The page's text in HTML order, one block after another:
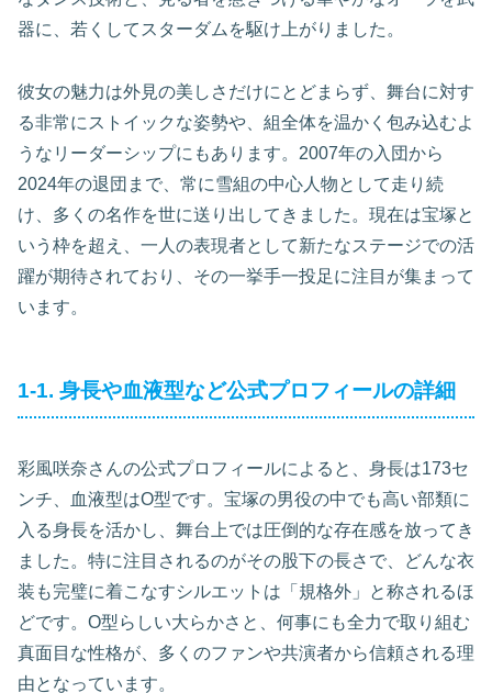
器に、若くしてスターダムを駆け上がりました。
彼女の魅力は外見の美しさだけにとどまらず、舞台に対す
る非常にストイックな姿勢や、組全体を温かく包み込むよ
うなリーダーシップにもあります。2007年の入団から
2024年の退団まで、常に雪組の中心人物として走り続
け、多くの名作を世に送り出してきました。現在は宝塚と
いう枠を超え、一人の表現者として新たなステージでの活
躍が期待されており、その一挙手一投足に注目が集まって
います。
1-1. 身長や血液型など公式プロフィールの詳細
彩風咲奈さんの公式プロフィールによると、身長は173セ
ンチ、血液型はO型です。宝塚の男役の中でも高い部類に
入る身長を活かし、舞台上では圧倒的な存在感を放ってき
ました。特に注目されるのがその股下の長さで、どんな衣
装も完璧に着こなすシルエットは「規格外」と称されるほ
どです。O型らしい大らかさと、何事にも全力で取り組む
真面目な性格が、多くのファンや共演者から信頼される理
由となっています。